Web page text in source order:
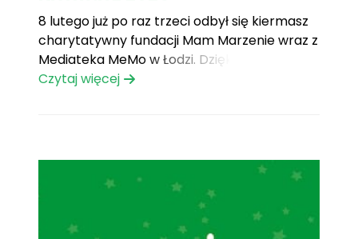
8 lutego już po raz trzeci odbył się kiermasz
charytatywny fundacji Mam Marzenie wraz z
Mediateka MeMo w Łodzi. Dzięki Waszej
hojności udało nam się zebrać 2663,61 zł!
roku za środki[...]
Czytaj więcej